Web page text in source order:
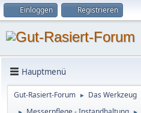
Einloggen Registrieren
Hauptmenü
Gut-Rasiert-Forum ► Das Werkzeug